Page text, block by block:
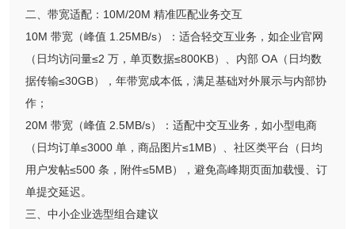
二、带宽适配：10M/20M 精准匹配业务交互
10M 带宽（峰值 1.25MB/s）：适合轻交互业务，如企业官网
（日均访问量≤2 万，单页数据≤800KB）、内部 OA（日均数
据传输≤30GB），年带宽成本低，满足基础对外展示与内部协
作；
20M 带宽（峰值 2.5MB/s）：适配中交互业务，如小型电商
（日均订单≤3000 单，商品图片≤1MB）、社区类平台（日均
用户发帖≤500 条，附件≤5MB），避免高峰期页面加载慢、订
单提交延迟。
三、中小企业选型组合建议